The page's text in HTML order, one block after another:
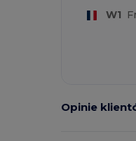
W1
Opinie